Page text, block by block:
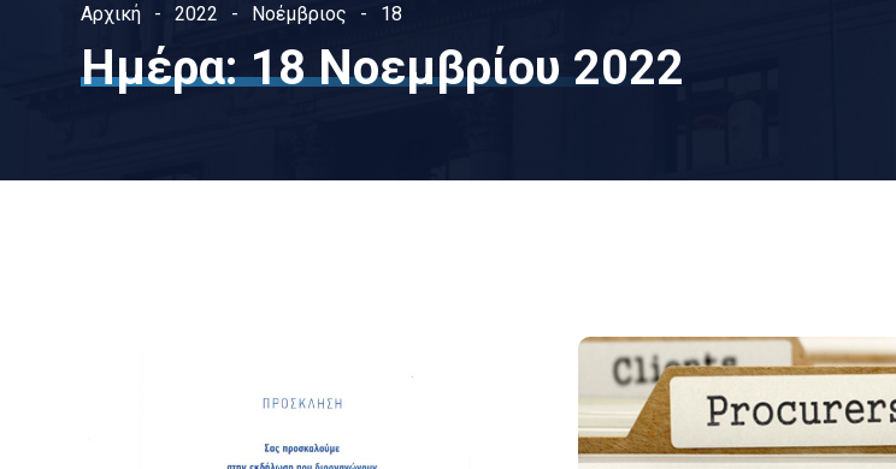
Αρχική 2022 Νοέμβριος 18
Ημέρα:18 Νοεμβρίου 2022